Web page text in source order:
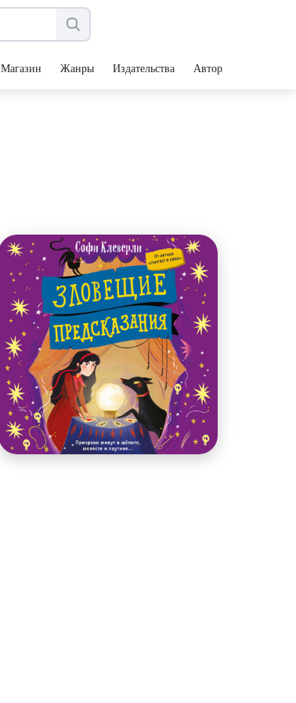
Магазин Жанры Издательства Авторы